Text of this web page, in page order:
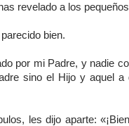
revelado a los
bien.
por mi Padre, y nadie
sino el Hijo y aquel a
les dijo aparte: